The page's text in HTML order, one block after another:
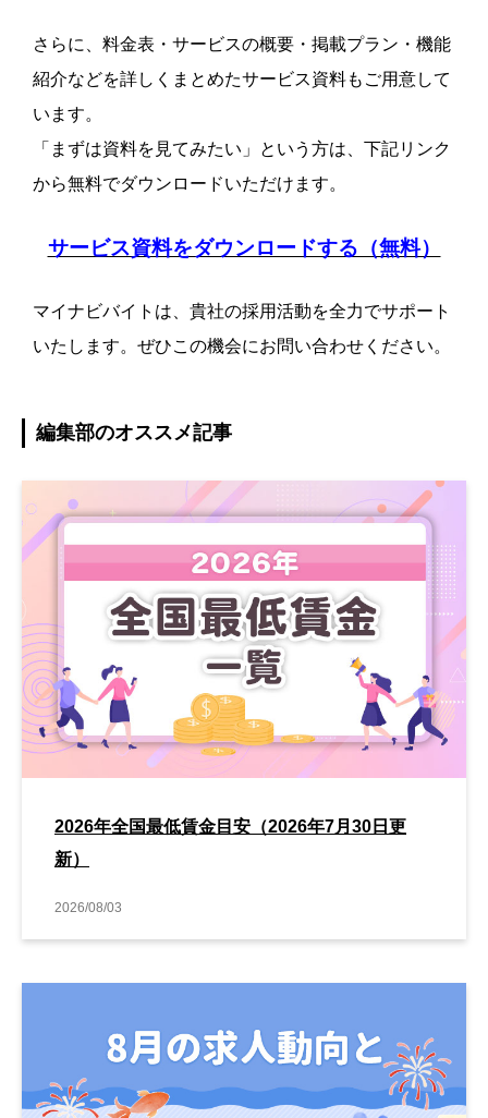
さらに、料金表・サービスの概要・掲載プラン・機能
紹介などを詳しくまとめたサービス資料もご用意して
います。
「まずは資料を見てみたい」という方は、下記リンク
から無料でダウンロードいただけます。
サービス資料をダウンロードする（無料）
マイナビバイトは、貴社の採用活動を全力でサポート
いたします。ぜひこの機会にお問い合わせください。
編集部のオススメ記事
2026年全国最低賃金目安（2026年7月30日更
新）
2026/08/03